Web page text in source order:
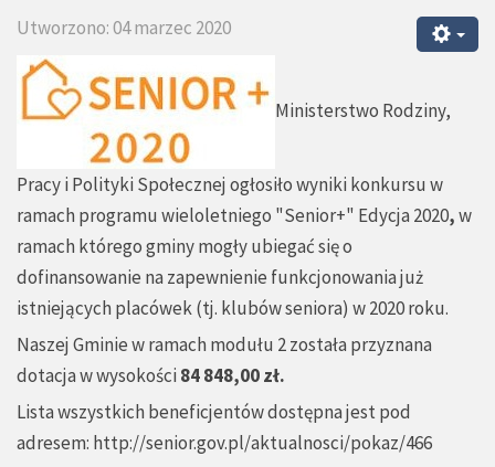
Utworzono: 04 marzec 2020
Ministerstwo Rodziny,
Pracy i Polityki Społecznej ogłosiło wyniki konkursu w
ramach programu wieloletniego "Senior+" Edycja 2020,w
ramach którego gminy mogły ubiegać się o
dofinansowanie na zapewnienie funkcjonowania już
istniejących placówek (tj. klubów seniora) w 2020 roku.
Naszej Gminie w ramach modułu 2 została przyznana
dotacja w wysokości 84 848,00 zł.
Lista wszystkich beneficjentów dostępna jest pod
adresem: http://senior.gov.pl/aktualnosci/pokaz/466